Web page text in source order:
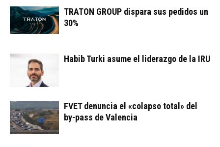
TRATON GROUP dispara sus pedidos un
30%
Habib Turki asume el liderazgo de la IRU
FVET denuncia el «colapso total» del
by-pass de Valencia